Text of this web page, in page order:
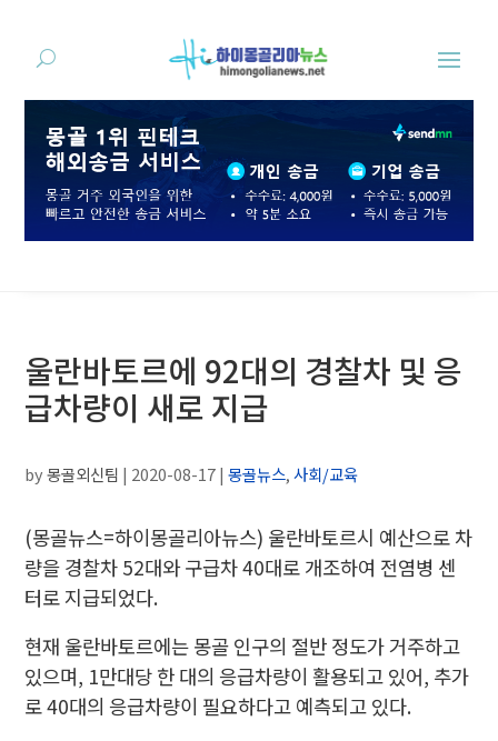
울란바토르에 92대의 경찰차 및 응
급차량이 새로 지급
by몽골외신팀 | 2020-08-17|몽골뉴스,사회/교육
(몽골뉴스=하이몽골리아뉴스) 울란바토르시 예산으로 차
량을 경찰차 52대와 구급차 40대로 개조하여 전염병 센
터로 지급되었다.
현재 울란바토르에는 몽골 인구의 절반 정도가 거주하고
있으며, 1만대당 한 대의 응급차량이 활용되고 있어, 추가
로 40대의 응급차량이 필요하다고 예측되고 있다.